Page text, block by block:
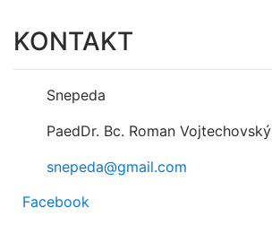
KONTAKT
Snepeda
PaedDr. Bc. Roman Vojtechovský
snepeda@gmail.com
Facebook